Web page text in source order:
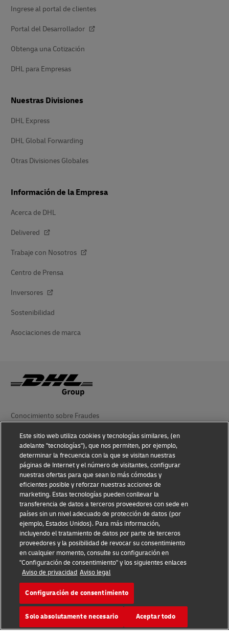
Ingrese al portal de clientes
Portal del Desarrollador
Obtenga una Cotización
DHL para Empresas
Nuestras Divisiones
DHL Express
DHL Global Forwarding
Otras Divisiones Globales
Información de la Empresa
Acerca de DHL
Delivered
Trabaje con Nosotros
Centro de Prensa
Inversores
Sostenibilidad
Asociaciones de marca
Conocimiento sobre Fraudes
Aviso Legal
Condiciones de Uso
Aviso de privacidad
Información Adicional
Ajustes de Cookies
Síganos
2026 © - todos los derechos reservados
Este sitio web utiliza cookies y tecnologías similares, (en
adelante "tecnologías"), que nos permiten, por ejemplo,
determinar la frecuencia con la que se visitan nuestras
páginas de Internet y el número de visitantes, configurar
nuestras ofertas para que sean lo más cómodas y
eficientes posible y reforzar nuestras acciones de
marketing. Estas tecnologías pueden conllevar la
transferencia de datos a terceros proveedores con sede en
países sin un nivel adecuado de protección de datos (por
ejemplo, Estados Unidos). Para más información,
incluyendo el tratamiento de datos por parte de terceros
proveedores y la posibilidad de revocar su consentimiento
en cualquier momento, consulte su configuración en
"Configuración de consentimiento" y los siguientes enlaces
Aviso de privacidad Aviso legal
Configuración de consentimiento
Solo absolutamente necesario Aceptar todo